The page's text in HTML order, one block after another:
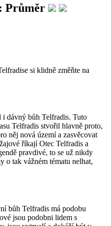
si klidně změňte na
i dávný bůh Telfradis. Tuto
Telfradis stvořil hlavně proto,
něj nová území a zasvěcovat
říkají Otec Telfradis a
pravdivé, to se už nikdy
o tak vážném tématu nelhat,
bůh Telfradis má podobu
jsou podobni lidem s